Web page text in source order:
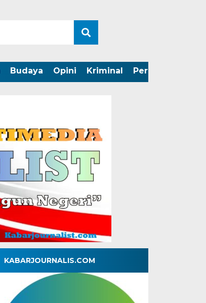
Budaya Opini Kriminal Peristiwa
KABARJOURNALIS.COM